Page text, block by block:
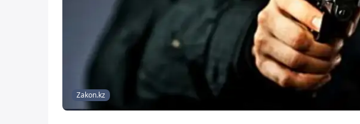
Zakon.kz